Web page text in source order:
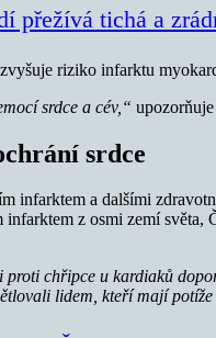
přežívá tichá a
riziko infarktu
srdce a cév,“
srdce
infarktem a dalšími
infarktem z osmi zemí
chřipce u kardiaků
lidem, kteří mají